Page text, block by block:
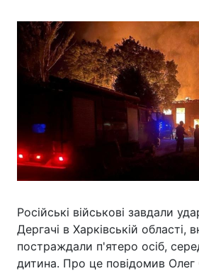
Російські військові завдали
Дергачі в Харківській області,
постраждали п'ятеро осіб,
дитина. Про це повідомив Олег